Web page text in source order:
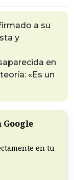
a su
y
en
«Es un
Google
en tu